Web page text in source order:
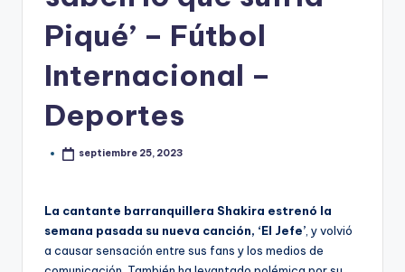
Piqué’ – Fútbol
Internacional –
Deportes
septiembre 25, 2023
La cantante barranquillera Shakira estrenó la
semana pasada su nueva canción, ‘El Jefe’ , y volvió
a causar sensación entre sus fans y los medios de